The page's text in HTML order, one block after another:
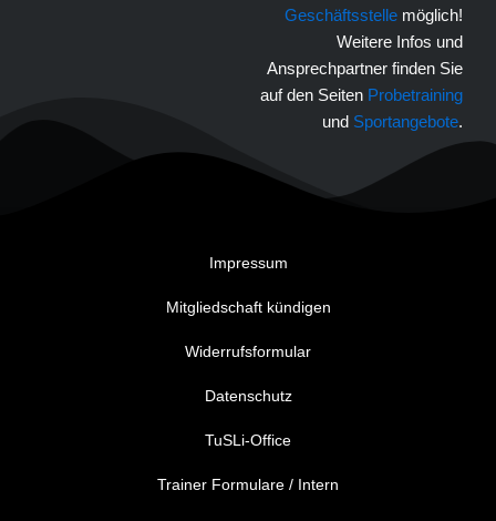
Geschäftsstelle möglich!
Weitere Infos und
Ansprechpartner finden Sie
auf den Seiten Probetraining
und Sportangebote.
Impressum
Mitgliedschaft kündigen
Widerrufsformular
Datenschutz
TuSLi-Office
Trainer Formulare / Intern